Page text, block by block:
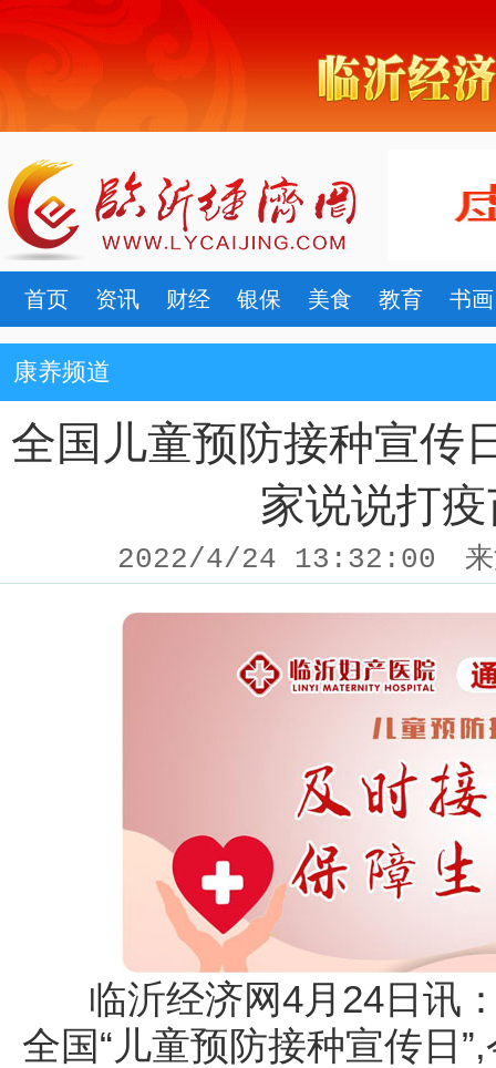
首页 资讯 财经 银保 美食 教育 书画
康养频道
全国儿童预防接种宣传
家说说打
2022/4/24 13:32:00
临沂经济网4月24日讯：
全国“儿童预防接种宣传日